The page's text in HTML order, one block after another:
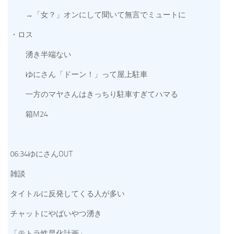
→「女？」オンにして聞いて無言でミュートに
・ロス
湧き半端ない
ゆにさん「ドーン！」って屋上駐車
一方のマヤさんはきっちり駐車すぎてハマる
箱M24
06:34ゆにさんOUT
雑談
タイトルに反発してくる人が多い
チャットにやばいやつ湧き